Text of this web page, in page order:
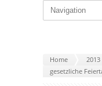
Home
2013
gesetzliche